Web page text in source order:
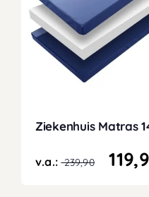
Ziekenhuis Matras
v.a.:239,90